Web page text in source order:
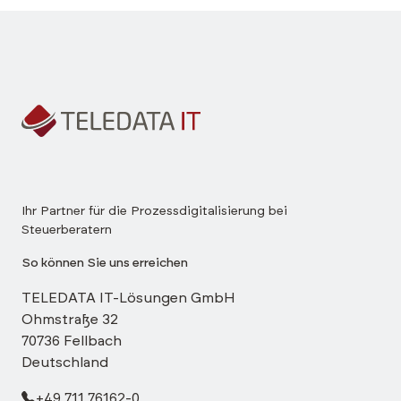
Ihr Partner für die Prozessdigitalisierung bei
Steuerberatern
So können Sie uns erreichen
TELEDATA IT-Lösungen GmbH
Ohmstraße 32
70736 Fellbach
Deutschland
+49 711 76162-0